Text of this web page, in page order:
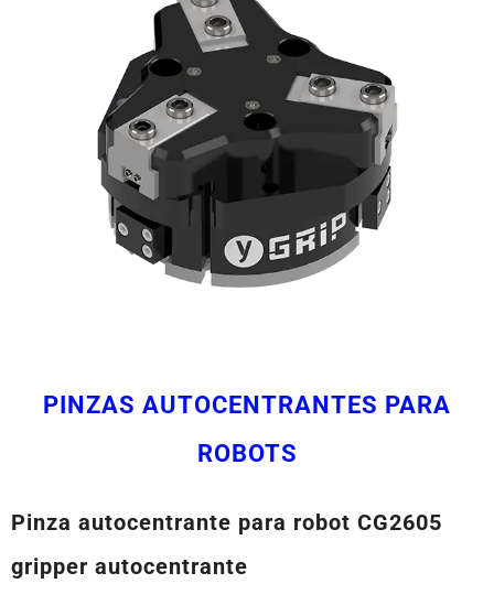
PINZAS AUTOCENTRANTES PARA
ROBOTS
Pinza autocentrante para robot CG2605
gripper autocentrante